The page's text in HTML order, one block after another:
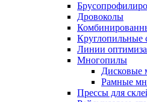
Дровоколы
Круглопильные
Линии
Многопилы
Дисковые
Рамные
Прессы для